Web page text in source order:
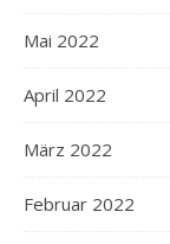
Mai 2022
April 2022
März 2022
Februar 2022